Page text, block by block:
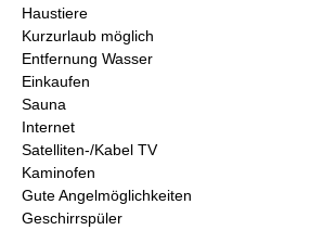
Haustiere
Kurzurlaub möglich
Entfernung Wasser
Einkaufen
Sauna
Internet
Satelliten-/Kabel TV
Kaminofen
Gute Angelmöglichkeiten
Geschirrspüler